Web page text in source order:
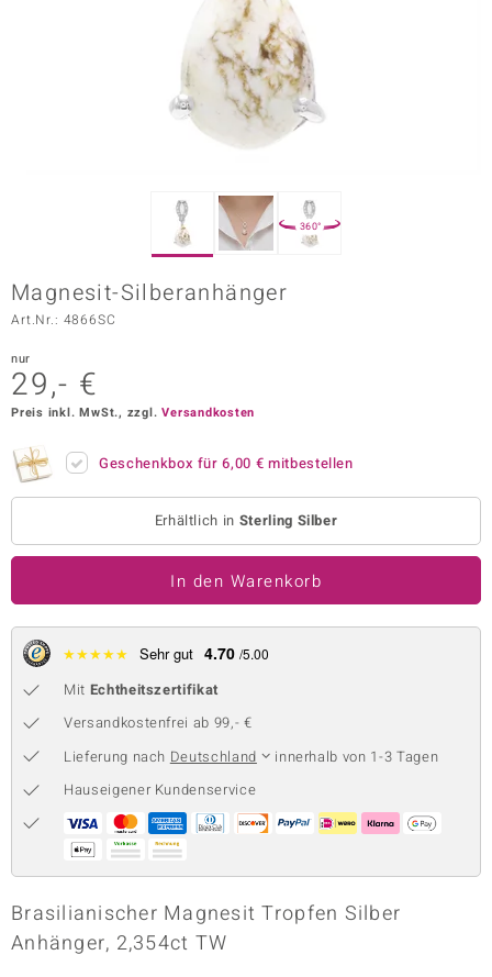
Collection
BY DE MELO
Collection
360°
Magnesit-Silberanhänger
Art.Nr.: 4866SC
nur
29,- €
Preis inkl. MwSt., zzgl.Versandkosten
Geschenkbox für6,00 € mitbestellen
Erhältlich in Sterling Silber
In den Warenkorb
★★★★★ Sehr gut 4.70 /5.00
Mit Echtheitszertifikat
Versandkostenfrei ab 99,- €
Lieferung nach Deutschland
innerhalb von 1-3 Tagen
Hauseigener Kundenservice
Brasilianischer Magnesit Tropfen Silber
Anhänger, 2,354ct TW